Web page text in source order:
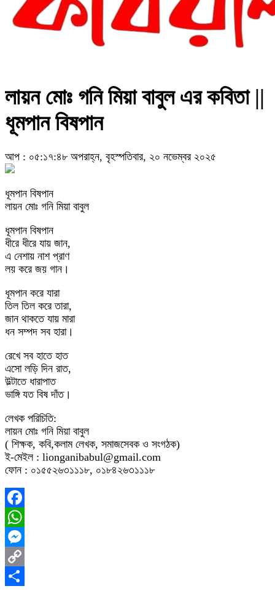
লায়ন মোঃ গনি মিয়া বাবুল এর কবিতা ||
ধূমপান বিষপান
আপ : ০৫:১৭:৪৮ অপরাহ্ন, বৃহস্পতিবার, ২০ নভেম্বর ২০২৫
ধূমপান বিষপান
লায়ন মোঃ গনি মিয়া বাবুল
ধূমপান বিষপান
ধীরে ধীরে যায় জান,
এ নেশায় নাশ প্রাণ
লয় করে জয় গান।
ধূমপান করে যারা
তিল তিল করে তারা,
জান থাকতে যায় মারা
ধন সম্পদ সব হারা।
রেখে সব হাতে হাত
এসো লড়ি দিন রাত,
উল্টাতে ধারাপাত
ভাঙ্গি যত বিষ দাঁত।
লেখক পরিচিতি:
লায়ন মোঃ গনি মিয়া বাবুল
( শিক্ষক, কবি,কলাম লেখক, সমাজসেবক ও সংগঠক)
ই-মেইল : lionganibabul@gmail.com
ফোন : ০১৫৫২৬৩১১১৮, ০১৮৪২৬৩১১১৮
Facebook
WhatsApp
Messenger
Copy